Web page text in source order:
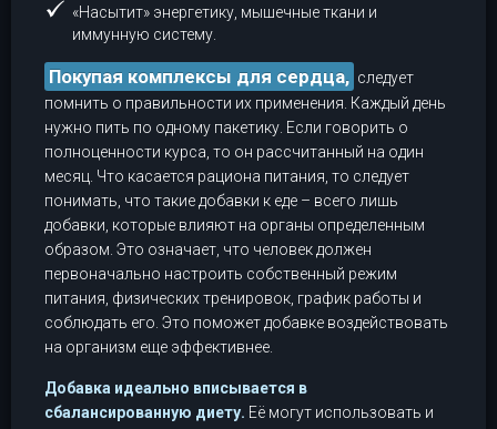
«Насытит» энергетику, мышечные ткани и
иммунную систему.
Покупая комплексы для сердца, следует
помнить о правильности их применения. Каждый день
нужно пить по одному пакетику. Если говорить о
полноценности курса, то он рассчитанный на один
месяц. Что касается рациона питания, то следует
понимать, что такие добавки к еде – всего лишь
добавки, которые влияют на органы определенным
образом. Это означает, что человек должен
первоначально настроить собственный режим
питания, физических тренировок, график работы и
соблюдать его. Это поможет добавке воздействовать
на организм еще эффективнее.
Добавка идеально вписывается в
сбалансированную диету. Её могут использовать и